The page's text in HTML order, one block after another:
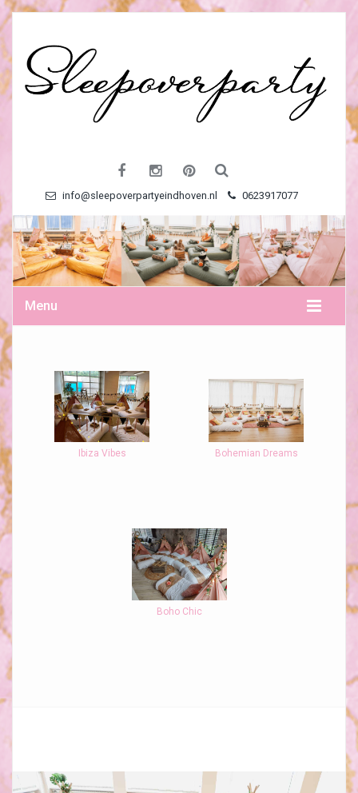
info@sleepoverpartyeindhoven.nl 0623917077
Menu
Ibiza Vibes Bohemian Dreams
Boho Chic